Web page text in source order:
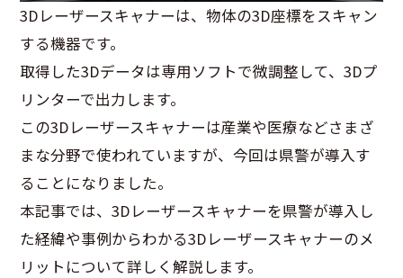
3Dレーザースキャナーは、物体の3D座標をスキャン
する機器です。
取得した3Dデータは専用ソフトで微調整して、3Dプ
リンターで出力します。
この3Dレーザースキャナーは産業や医療などさまざ
まな分野で使われていますが、今回は県警が導入す
ることになりました。
本記事では、3Dレーザースキャナーを県警が導入し
た経緯や事例からわかる3Dレーザースキャナーのメ
リットについて詳しく解説します。